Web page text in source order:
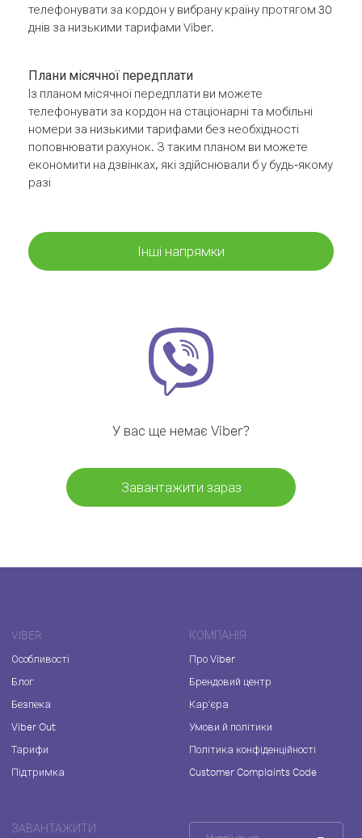
телефонувати за кордон у вибрану країну протягом 30
днів за низькими тарифами Viber.
Плани місячної передплати
Із планом місячної передплати ви можете
телефонувати за кордон на стаціонарні та мобільні
номери за низькими тарифами без необхідності
поповнювати рахунок. З таким планом ви можете
економити на дзвінках, які здійснювали б у будь-якому
разі
Інші напрямки
У вас ще немає Viber?
Завантажити зараз
VIBER
Особливості
Блог
Безпека
Viber Out
Тарифи
Підтримка
КОМПАНІЯ
Про Viber
Брендовий центр
Кар'єра
Умови й політики
Політика конфіденційності
Customer Complaints Code
ЗАВАНТАЖИТИ